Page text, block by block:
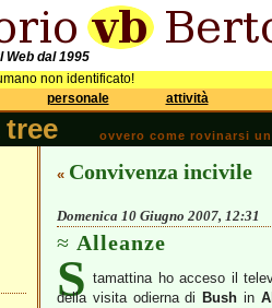
dal 1995
non identificato!
personale attività
tree ovvero come rovinarsi
« Convivenza incivile
Domenica 10 Giugno 2007, 12:31
Alleanze
S tamattina ho acceso il
della visita odierna di Bush in